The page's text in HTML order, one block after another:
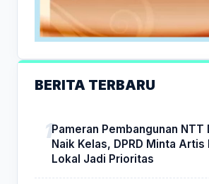
BERITA TERBARU
Pameran Pembangunan NTT
Naik Kelas, DPRD Minta Artis
Lokal Jadi Prioritas